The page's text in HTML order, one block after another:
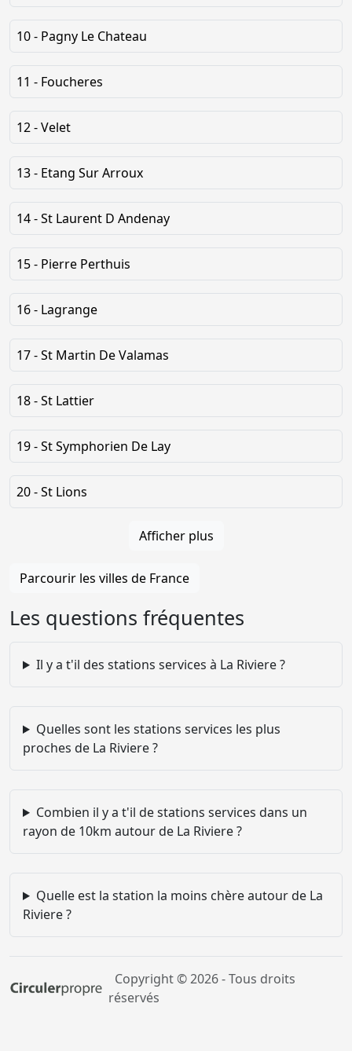
10 - Pagny Le Chateau
11 - Foucheres
12 - Velet
13 - Etang Sur Arroux
14 - St Laurent D Andenay
15 - Pierre Perthuis
16 - Lagrange
17 - St Martin De Valamas
18 - St Lattier
19 - St Symphorien De Lay
20 - St Lions
Afficher plus
Parcourir les villes de France
Les questions fréquentes
Il y a t'il des stations services à La Riviere ?
Quelles sont les stations services les plus
proches de La Riviere ?
Combien il y a t'il de stations services dans un
rayon de 10km autour de La Riviere ?
Quelle est la station la moins chère autour de La
Riviere ?
Copyright © 2026 - Tous droits
réservés